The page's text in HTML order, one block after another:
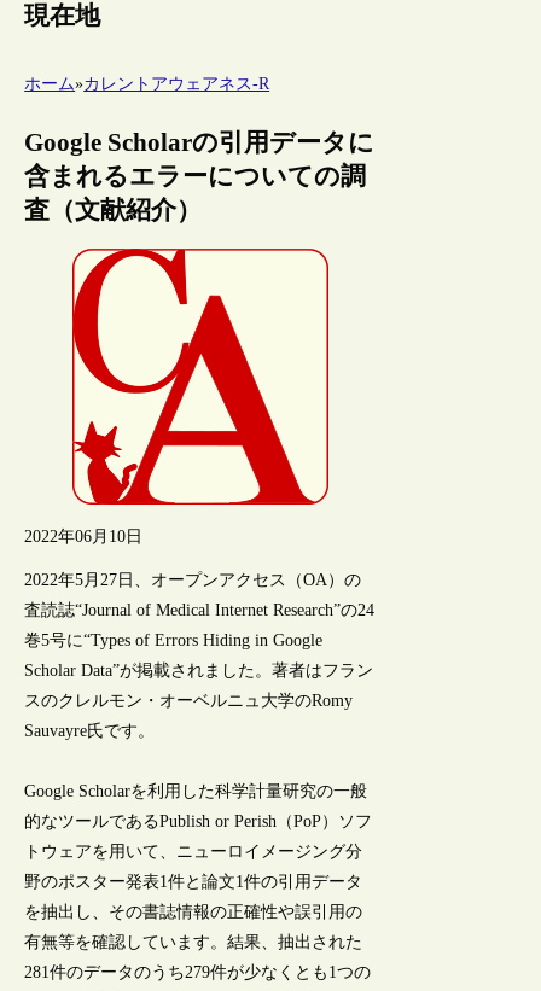
現在地
ホーム»カレントアウェアネス-R
Google Scholarの引用データに
含まれるエラーについての調
査（文献紹介）
2022年06月10日
2022年5月27日、オープンアクセス（OA）の
査読誌“Journal of Medical Internet Research”の24
巻5号に“Types of Errors Hiding in Google
Scholar Data”が掲載されました。著者はフラン
スのクレルモン・オーベルニュ大学のRomy
Sauvayre氏です。
Google Scholarを利用した科学計量研究の一般
的なツールであるPublish or Perish（PoP）ソフ
トウェアを用いて、ニューロイメージング分
野のポスター発表1件と論文1件の引用データ
を抽出し、その書誌情報の正確性や誤引用の
有無等を確認しています。結果、抽出された
281件のデータのうち279件が少なくとも1つの